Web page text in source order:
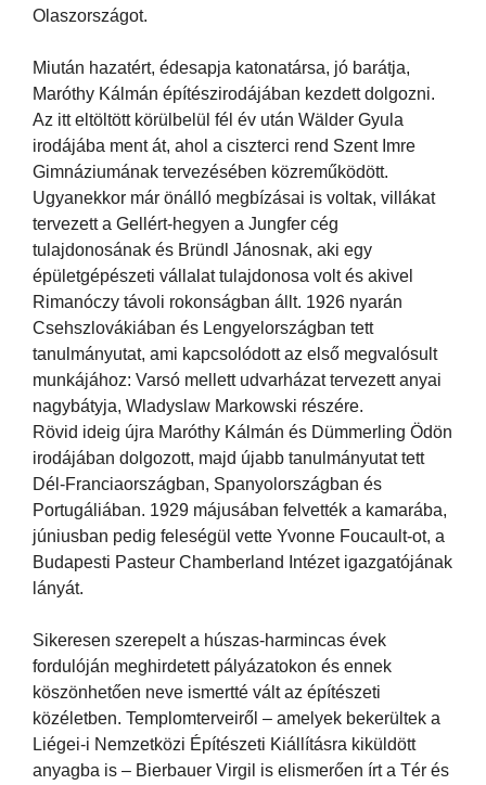
Olaszországot.
Miután hazatért, édesapja katonatársa, jó barátja,
Maróthy Kálmán építészirodájában kezdett dolgozni.
Az itt eltöltött körülbelül fél év után Wälder Gyula
irodájába ment át, ahol a ciszterci rend Szent Imre
Gimnáziumának tervezésében közreműködött.
Ugyanekkor már önálló megbízásai is voltak, villákat
tervezett a Gellért-hegyen a Jungfer cég
tulajdonosának és Bründl Jánosnak, aki egy
épületgépészeti vállalat tulajdonosa volt és akivel
Rimanóczy távoli rokonságban állt. 1926 nyarán
Csehszlovákiában és Lengyelországban tett
tanulmányutat, ami kapcsolódott az első megvalósult
munkájához: Varsó mellett udvarházat tervezett anyai
nagybátyja, Wladyslaw Markowski részére.
Rövid ideig újra Maróthy Kálmán és Dümmerling Ödön
irodájában dolgozott, majd újabb tanulmányutat tett
Dél-Franciaországban, Spanyolországban és
Portugáliában. 1929 májusában felvették a kamarába,
júniusban pedig feleségül vette Yvonne Foucault-ot, a
Budapesti Pasteur Chamberland Intézet igazgatójának
lányát.
Sikeresen szerepelt a húszas-harmincas évek
fordulóján meghirdetett pályázatokon és ennek
köszönhetően neve ismertté vált az építészeti
közéletben. Templomterveiről – amelyek bekerültek a
Liégei-i Nemzetközi Építészeti Kiállításra kiküldött
anyagba is – Bierbauer Virgil is elismerően írt a Tér és